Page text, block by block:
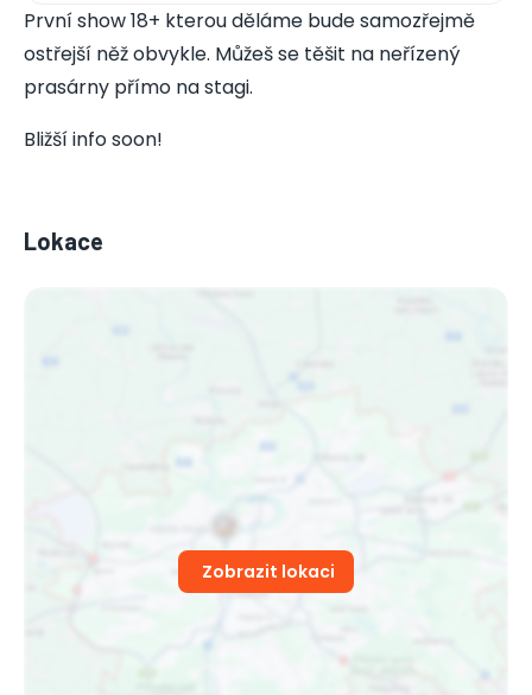
MONEY SLIM
Zpěvák
První show 18+ kterou děláme bude samozřejmě
ostřejší něž obvykle. Můžeš se těšit na neřízený
prasárny přímo na stagi.
Bližší info soon!
Lokace
Zobrazit lokaci